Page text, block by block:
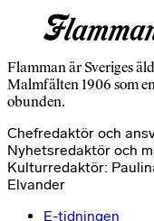
Flamman är Sveriges
Malmfälten 1906 som
obunden.
Chefredaktör och
Nyhetsredaktör och
Kulturredaktör:
Elvander
E-tidningen